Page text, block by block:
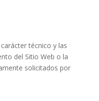
técnico y las
del Sitio Web o la
solicitados por